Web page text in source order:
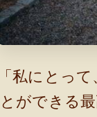
「私にとっ
とができる